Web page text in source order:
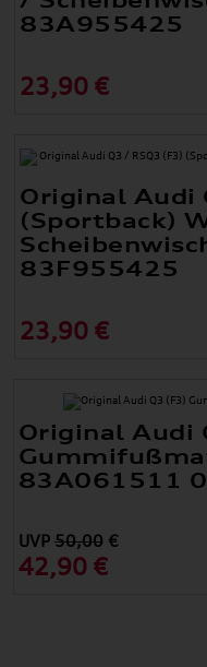
83A955425
23,90 €
Original Audi
(Sportback)
83F955425
23,90 €
Original Audi
83A061511
UVP 50,00€
42,90 €